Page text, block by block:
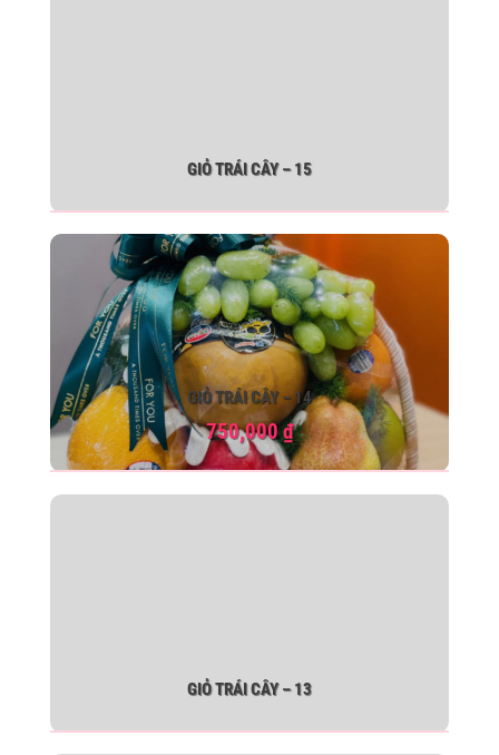
GIỎ TRÁI CÂY – 15
GIỎ TRÁI CÂY – 14
750,000₫
GIỎ TRÁI CÂY – 13